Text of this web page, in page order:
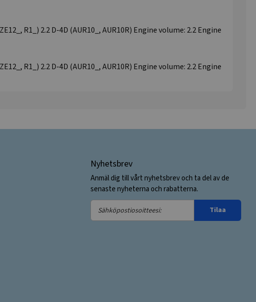
R1_) 2.2 D-4D (AUR10_, AUR10R) Engine volume: 2.2 Engine
R1_) 2.2 D-4D (AUR10_, AUR10R) Engine volume: 2.2 Engine
Nyhetsbrev
Anmäl dig till vårt nyhetsbrev och ta del av de
senaste nyheterna och rabatterna.
Sähköpostiosoitteesi:
Tilaa